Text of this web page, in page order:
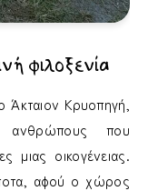
φιλοξενία
Άκταιον Κρυοπηγή,
ανθρώπους που
μιας οικογένειας.
αφού ο χώρος